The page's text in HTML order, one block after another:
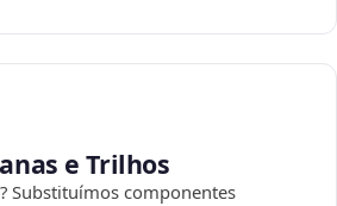
e Trilhos
Substituímos componentes